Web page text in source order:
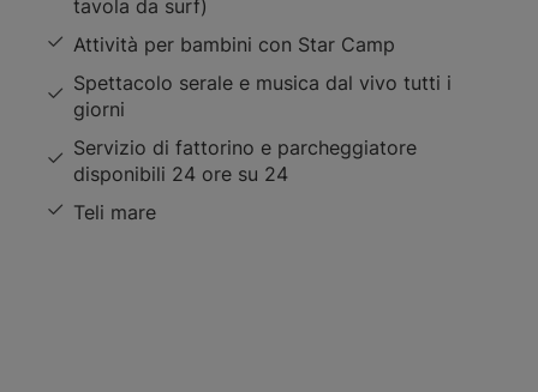
tavola da surf)
Attività per bambini con Star Camp
Spettacolo serale e musica dal vivo tutti i
giorni
Servizio di fattorino e parcheggiatore
disponibili 24 ore su 24
Teli mare